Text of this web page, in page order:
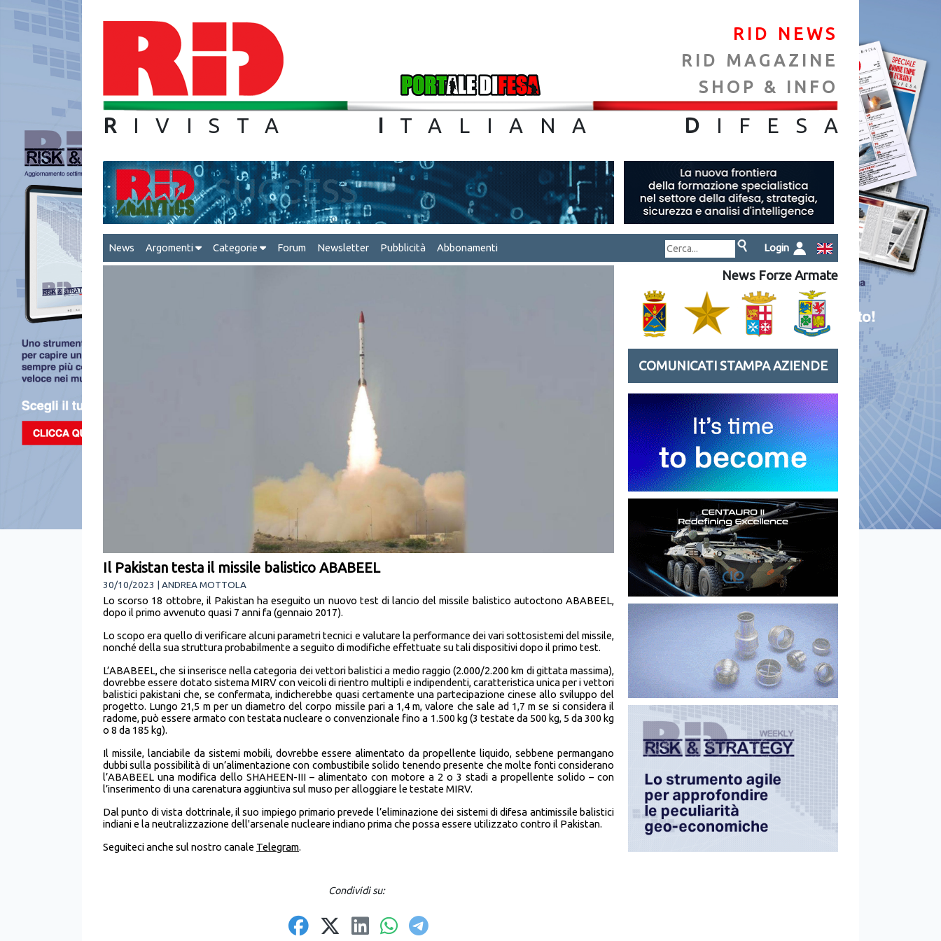
RID NEWS
RID MAGAZINE
SHOP & INFO
R IVISTA I TALIANA D IFES A
News Argomenti Categorie Forum Newsletter Pubblicità Abbonamenti Login
Il Pakistan testa il missile balistico ABABEEL
30/10/2023 | ANDREA MOTTOLA
Lo scorso 18 ottobre, il Pakistan ha eseguito un nuovo test di lancio del missile balistico autoctono ABABEEL,
dopo il primo avvenuto quasi 7 anni fa (gennaio 2017).
Lo scopo era quello di verificare alcuni parametri tecnici e valutare la performance dei vari sottosistemi del missile,
nonché della sua struttura probabilmente a seguito di modifiche effettuate su tali dispositivi dopo il primo test.
L’ABABEEL, che si inserisce nella categoria dei vettori balistici a medio raggio (2.000/2.200 km di gittata massima),
dovrebbe essere dotato sistema MIRV con veicoli di rientro multipli e indipendenti, caratteristica unica per i vettori
balistici pakistani che, se confermata, indicherebbe quasi certamente una partecipazione cinese allo sviluppo del
progetto. Lungo 21,5 m per un diametro del corpo missile pari a 1,4 m, valore che sale ad 1,7 m se si considera il
radome, può essere armato con testata nucleare o convenzionale fino a 1.500 kg (3 testate da 500 kg, 5 da 300 kg
o 8 da 185 kg).
Il missile, lanciabile da sistemi mobili, dovrebbe essere alimentato da propellente liquido, sebbene permangano
dubbi sulla possibilità di un’alimentazione con combustibile solido tenendo presente che molte fonti considerano
l’ABABEEL una modifica dello SHAHEEN-III – alimentato con motore a 2 o 3 stadi a propellente solido – con
l’inserimento di una carenatura aggiuntiva sul muso per alloggiare le testate MIRV.
Dal punto di vista dottrinale, il suo impiego primario prevede l’eliminazione dei sistemi di difesa antimissile balistici
indiani e la neutralizzazione dell'arsenale nucleare indiano prima che possa essere utilizzato contro il Pakistan.
Seguiteci anche sul nostro canale Telegram.
Condividi su:
News Forze Armate
COMUNICATI STAMPA AZIENDE